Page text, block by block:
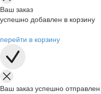
Ваш заказ
успешно добавлен в корзину
перейти в корзину
Ваш заказ успешно отправлен